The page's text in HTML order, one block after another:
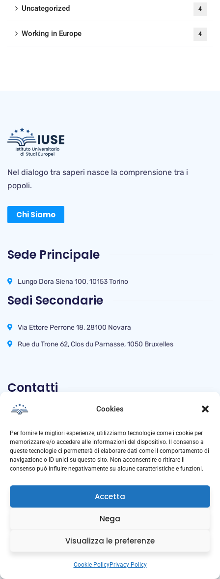
Cookies
Per fornire le migliori esperienze, utilizziamo tecnologie come i cookie per
memorizzare e/o accedere alle informazioni del dispositivo. Il consenso a
queste tecnologie ci permetterà di elaborare dati come il comportamento di
navigazione o ID unici su questo sito. Non acconsentire o ritirare il
consenso può influire negativamente su alcune caratteristiche e funzioni.
Accetta
Nega
Visualizza le preferenze
Cookie PolicyPrivacy Policy
Uncategorized 4
Working in Europe 4
Nel dialogo tra saperi nasce la comprensione tra i
popoli.
Chi Siamo
Sede Principale
Lungo Dora Siena 100, 10153 Torino
Sedi Secondarie
Via Ettore Perrone 18, 28100 Novara
Rue du Trone 62, Clos du Parnasse, 1050 Bruxelles
Contatti
+39 011 670 9424
Info:
P.IVA: IT02975140019
C.F.: 80084690017